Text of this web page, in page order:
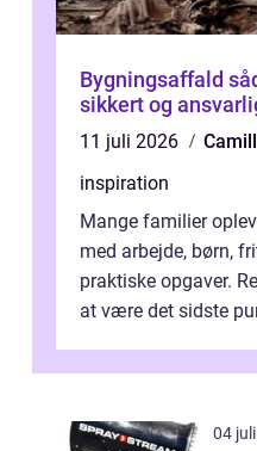
Bygningsaffald sådan håndterer du det
sikkert og
11 juli 2026
inspiration
Mange familier
med arbejde, børn,
praktiske opgaver.
at være det sidste
04